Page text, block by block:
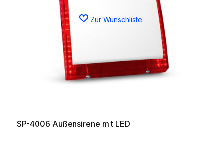
Zur Wunschliste
SP-4006 Außensirene mit LED